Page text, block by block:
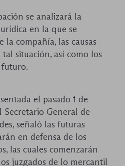
se analizará la
en la que se
compañía, las causas
situación, así como los
futuro.
el pasado 1 de
Secretario General de
señaló las futuras
en defensa de los
las cuales comenzarán
juzgados de lo mercantil